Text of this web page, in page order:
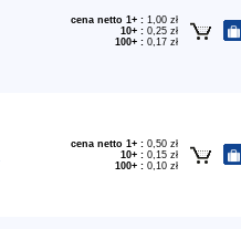
cena netto 1+ : 1,00 zł
10+ : 0,25 zł
100+ : 0,17 zł
cena netto 1+ : 0,50 zł
10+ : 0,15 zł
100+ : 0,10 zł